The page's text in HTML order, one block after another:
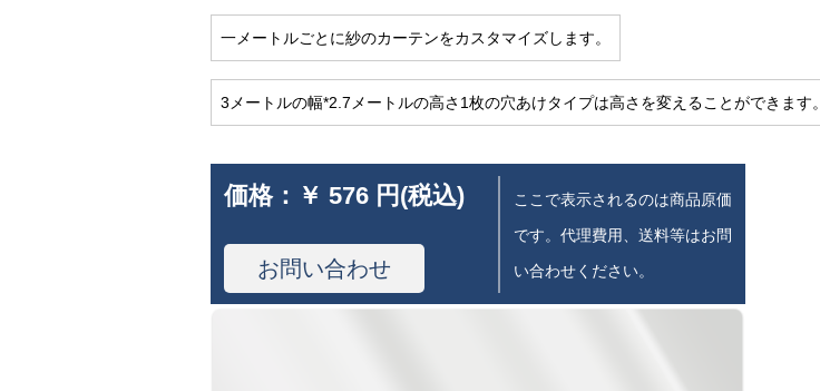
一メートルごとに紗のカーテンをカスタマイズします。
3メートルの幅*2.7メートルの高さ1枚の穴あけタイプは高さを変えることができます
価格： ￥ 576 円(税込)
お問い合わせ
ここで表示されるのは商品原価
です。代理費用、送料等はお問
い合わせください。